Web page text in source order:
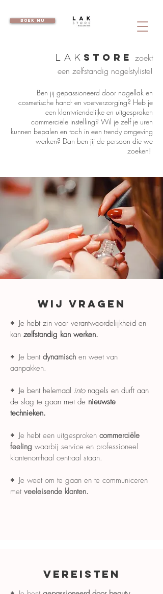
boek nu
lak STORE zoekt
een zelfstandig nagelstyliste!
Ben jij gepassioneerd door nagellak en
cosmetische hand- en voetverzorging? Heb je
een klantvriendelijke en uitgesproken
commerciële instelling? Wil je zelf je uren
kunnen bepalen en toch in een trendy omgeving
werken? Dan ben jij de persoon die we
zoeken!
Wij vragen
+ Je hebt zin voor verantwoordelijkheid en
kan zelfstandig kan werken.
+ Je bent dynamisch en weet van
aanpakken.
+ Je bent helemaal intonagels en durft aan
de slag te gaan met de nieuwste
technieken.
+ Je hebt een uitgesproken commerciële
feeling waarbij service en professioneel
klantenonthaal centraal staan.
+ Je weet om te gaan en te communiceren
met veeleisende klanten.
VEREISTEN